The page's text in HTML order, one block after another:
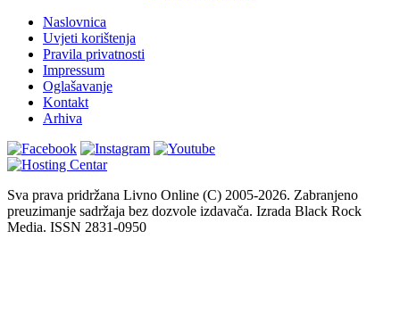
Naslovnica
Uvjeti korištenja
Pravila privatnosti
Impressum
Oglašavanje
Kontakt
Arhiva
Sva prava pridržana Livno Online (C) 2005-2026. Zabranjeno
preuzimanje sadržaja bez dozvole izdavača. Izrada Black Rock
Media. ISSN 2831-0950